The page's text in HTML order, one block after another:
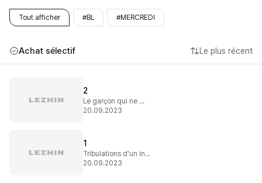
Tout afficher #BL #MERCREDI
Achat sélectif Le plus récent
2
Le garçon qui ne m'aimait pas
20.09.2023
1
Tribulations d'un introverti
20.09.2023